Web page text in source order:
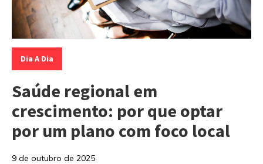
Categorias:
Dia A Dia
Saúde regional em
crescimento: por que optar
por um plano com foco local
9 de outubro de 2025